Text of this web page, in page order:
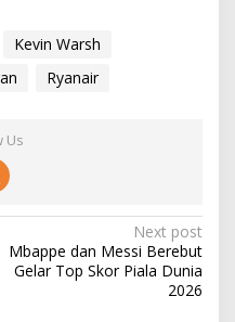
Kevin Warsh
Ryanair
Us
Next post
Mbappe dan Messi Berebut
Gelar Top Skor Piala Dunia
2026